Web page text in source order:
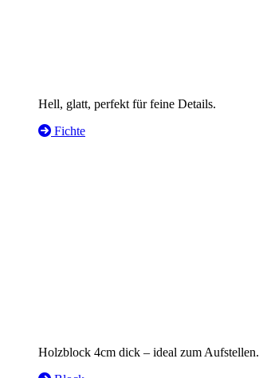
Hell, glatt, perfekt für feine Details.
Fichte
Holzblock 4cm dick – ideal zum Aufstellen.